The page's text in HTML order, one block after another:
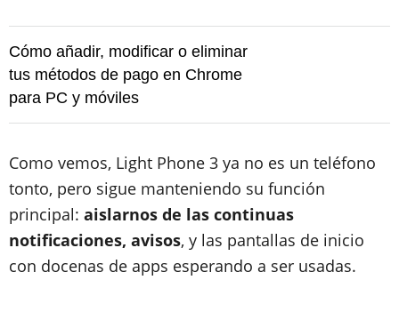
Cómo añadir, modificar o eliminar
tus métodos de pago en Chrome
para PC y móviles
Como vemos, Light Phone 3 ya no es un teléfono
tonto, pero sigue manteniendo su función
principal: aislarnos de las continuas
notificaciones, avisos, y las pantallas de inicio
con docenas de apps esperando a ser usadas.